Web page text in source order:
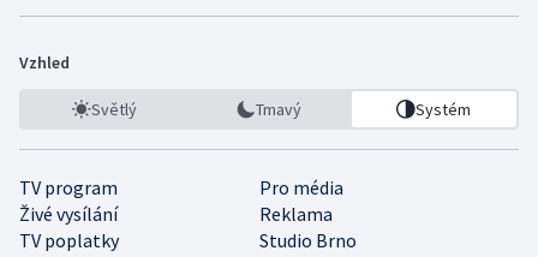
Vzhled
Světlý Tmavý Systém
TV program
Pro média
Živé vysílání
Reklama
TV poplatky
Studio Brno